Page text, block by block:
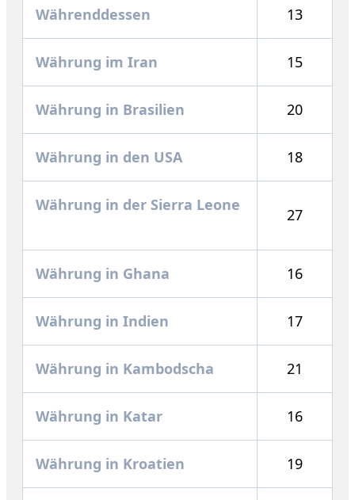
Währenddessen 13
Währung im Iran 15
Währung in Brasilien 20
Währung in den USA 18
Währung in der Sierra Leone
27
Währung in Ghana 16
Währung in Indien 17
Währung in Kambodscha 21
Währung in Katar 16
Währung in Kroatien 19